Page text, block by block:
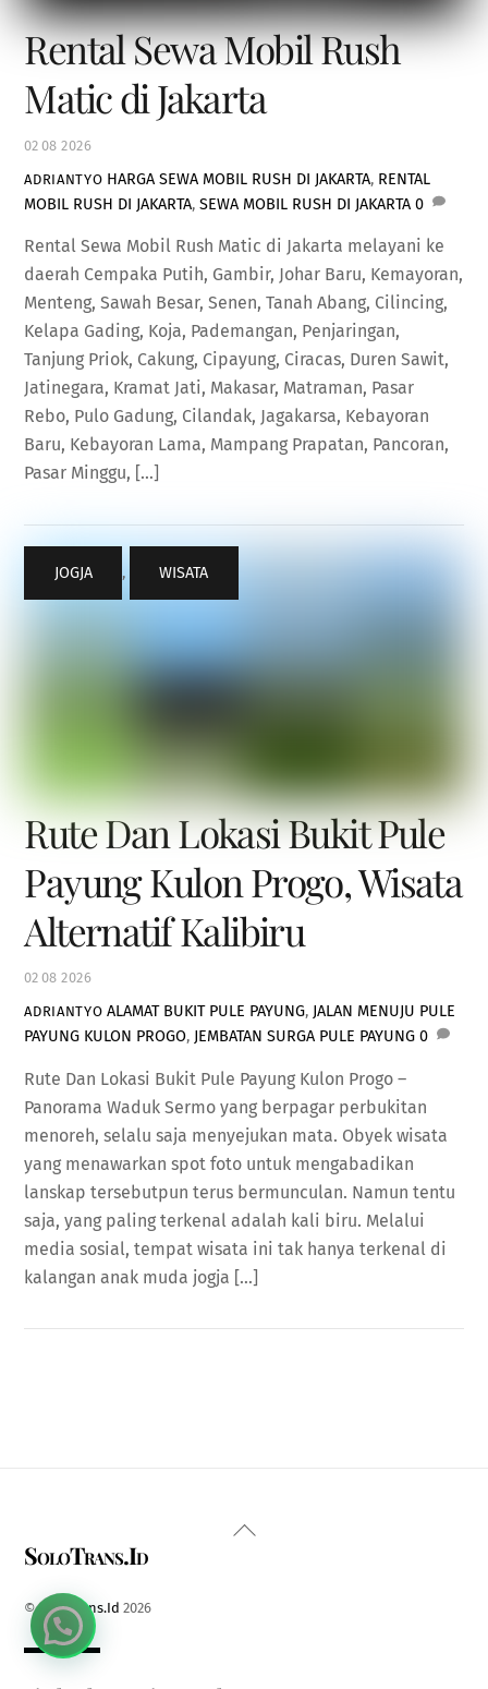
02 08 2026
Rental Sewa Mobil Rush
Matic di Jakarta
ADRIANTYO HARGA SEWA MOBIL RUSH DI JAKARTA, RENTAL
MOBIL RUSH DI JAKARTA,SEWA MOBIL RUSH DI JAKARTA 0
Rental Sewa Mobil Rush Matic di Jakarta melayani ke
daerah Cempaka Putih, Gambir, Johar Baru, Kemayoran,
Menteng, Sawah Besar, Senen, Tanah Abang, Cilincing,
Kelapa Gading, Koja, Pademangan, Penjaringan,
Tanjung Priok, Cakung, Cipayung, Ciracas, Duren Sawit,
Jatinegara, Kramat Jati, Makasar, Matraman, Pasar
Rebo, Pulo Gadung, Cilandak, Jagakarsa, Kebayoran
Baru, Kebayoran Lama, Mampang Prapatan, Pancoran,
Pasar Minggu, […]
02 08 2026
Rute Dan Lokasi Bukit Pule
Payung Kulon Progo, Wisata
Alternatif Kalibiru
ADRIANTYO
JOGJA , WISATA
ALAMAT BUKIT PULE PAYUNG, JALAN MENUJU PULE
PAYUNG KULON PROGO, JEMBATAN SURGA PULE PAYUNG 0
Rute Dan Lokasi Bukit Pule Payung Kulon Progo –
Panorama Waduk Sermo yang berpagar perbukitan
menoreh, selalu saja menyejukan mata. Obyek wisata
yang menawarkan spot foto untuk mengabadikan
lanskap tersebutpun terus bermunculan. Namun tentu
saja, yang paling terkenal adalah kali biru. Melalui
media sosial, tempat wisata ini tak hanya terkenal di
kalangan anak muda jogja […]
Back
SoloTrans.Id
©SoloTrans.Id 2026